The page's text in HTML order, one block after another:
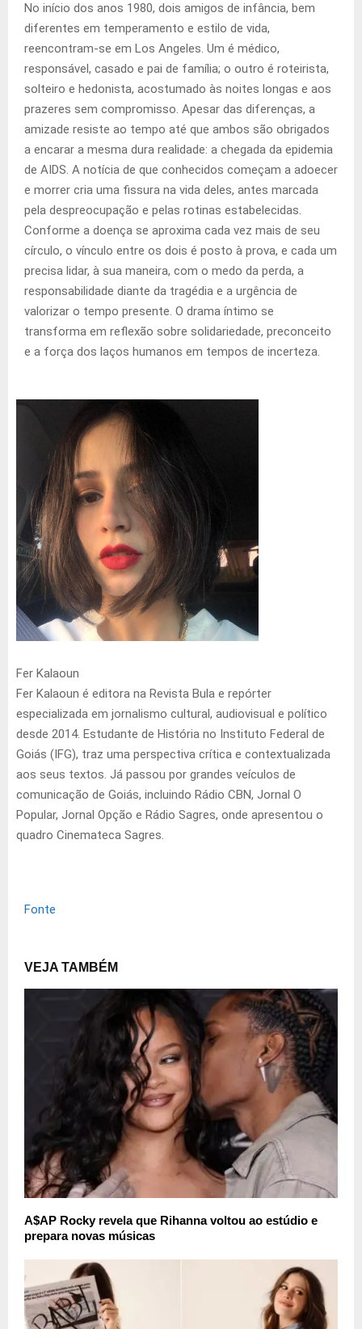
No início dos anos 1980, dois amigos de infância, bem
diferentes em temperamento e estilo de vida,
reencontram-se em Los Angeles. Um é médico,
responsável, casado e pai de família; o outro é roteirista,
solteiro e hedonista, acostumado às noites longas e aos
prazeres sem compromisso. Apesar das diferenças, a
amizade resiste ao tempo até que ambos são obrigados
a encarar a mesma dura realidade: a chegada da epidemia
de AIDS. A notícia de que conhecidos começam a adoecer
e morrer cria uma fissura na vida deles, antes marcada
pela despreocupação e pelas rotinas estabelecidas.
Conforme a doença se aproxima cada vez mais de seu
círculo, o vínculo entre os dois é posto à prova, e cada um
precisa lidar, à sua maneira, com o medo da perda, a
responsabilidade diante da tragédia e a urgência de
valorizar o tempo presente. O drama íntimo se
transforma em reflexão sobre solidariedade, preconceito
e a força dos laços humanos em tempos de incerteza.
Fer Kalaoun
Fer Kalaoun é editora na Revista Bula e repórter
especializada em jornalismo cultural, audiovisual e político
desde 2014. Estudante de História no Instituto Federal de
Goiás (IFG), traz uma perspectiva crítica e contextualizada
aos seus textos. Já passou por grandes veículos de
comunicação de Goiás, incluindo Rádio CBN, Jornal O
Popular, Jornal Opção e Rádio Sagres, onde apresentou o
quadro Cinemateca Sagres.
Fonte
VEJA TAMBÉM
A$AP Rocky revela que Rihanna voltou ao estúdio e
prepara novas músicas